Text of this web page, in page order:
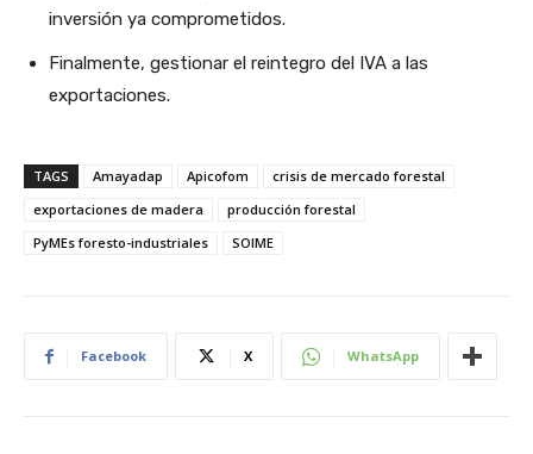
inversión ya comprometidos.
Finalmente, gestionar el reintegro del IVA a las
exportaciones.
TAGS Amayadap Apicofom
crisis de mercado forestal
exportaciones de madera
producción forestal
PyMEs foresto-industriales
SOIME
Facebook X WhatsApp